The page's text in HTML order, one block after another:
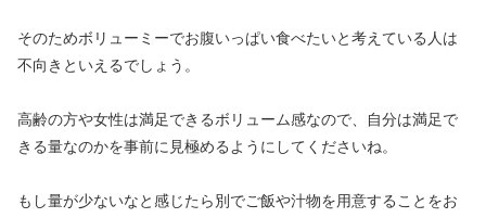
そのためボリューミーでお腹いっぱい食べたいと考えている人は
不向きといえるでしょう。
高齢の方や女性は満足できるボリューム感なので、自分は満足で
きる量なのかを事前に見極めるようにしてくださいね。
もし量が少ないなと感じたら別でご飯や汁物を用意することをお